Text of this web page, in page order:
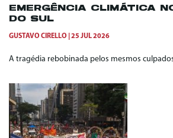
EMERGÊNCIA CLIMÁTICA
DO SUL
GUSTAVO CIRELLO 25 JUL 2026
A tragédia rebobinada pelos mesmos